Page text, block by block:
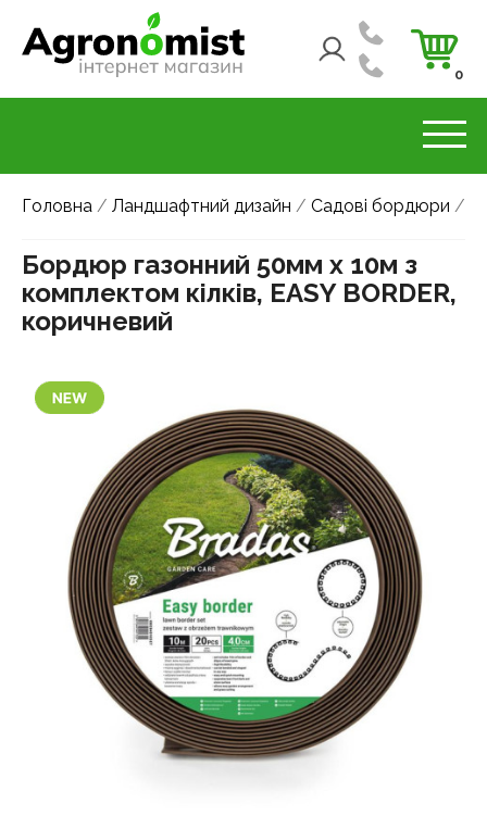
0
Головна / Ландшафтний дизайн / Садові бордюри /
Бордюр газонний 50мм х 10м з
комплектом кілків, EASY BORDER,
коричневий